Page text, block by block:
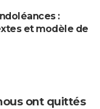
:
et modèle de
ont quittés